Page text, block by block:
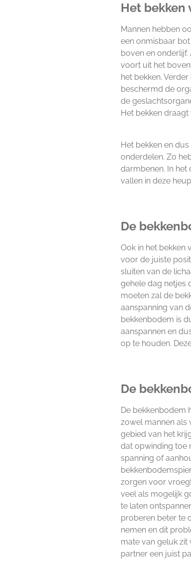
Het bekken
Mannen hebben
een onmisbaar
boven en
voort uit het
het bekken.
beschermd de
de
Het bekken
Het bekken en
onderdelen. Zo
darmbenen. In
vallen in deze
De
Ook in het bekken
voor de juiste
sluiten van de
gehele dag netjes
moeten zal de
aanspanning van
bekkenbodem is
aanspannen en
op te houden.
De
De bekkenbodem
zowel mannen als
gebied van het
dat opwinding toe
spanning of
zorgen voor
veel als mogelijk
te laten
proberen beter te
nemen en dit
mate van geluk
partner een juist